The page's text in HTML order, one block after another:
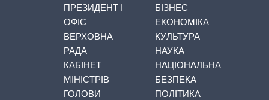
ПРЕЗИДЕНТ І
ОФІС
ВЕРХОВНА
РАДА
КАБІНЕТ
МІНІСТРІВ
ГОЛОВИ
БІЗНЕС
ЕКОНОМІКА
КУЛЬТУРА
НАУКА
НАЦІОНАЛЬНА
БЕЗПЕКА
ПОЛІТИКА